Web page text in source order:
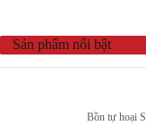
Sản phẩm nổi bật
Bồn tự hoại